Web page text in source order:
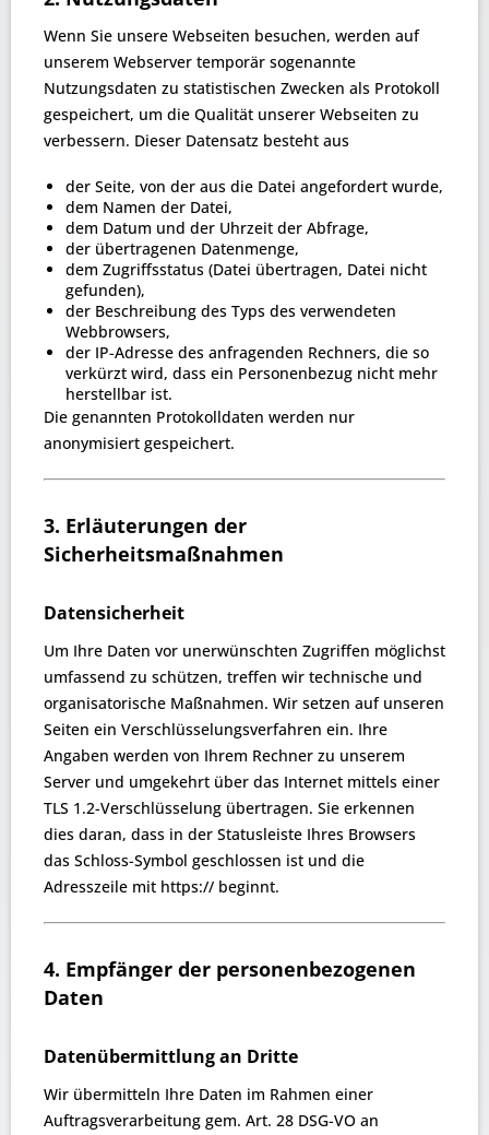
Wenn Sie unsere Webseiten besuchen, werden auf
unserem Webserver temporär sogenannte
Nutzungsdaten zu statistischen Zwecken als Protokoll
gespeichert, um die Qualität unserer Webseiten zu
verbessern. Dieser Datensatz besteht aus
der Seite, von der aus die Datei angefordert wurde,
dem Namen der Datei,
dem Datum und der Uhrzeit der Abfrage,
der übertragenen Datenmenge,
dem Zugriffsstatus (Datei übertragen, Datei nicht
gefunden),
der Beschreibung des Typs des verwendeten
Webbrowsers,
der IP-Adresse des anfragenden Rechners, die so
verkürzt wird, dass ein Personenbezug nicht mehr
herstellbar ist.
Die genannten Protokolldaten werden nur
anonymisiert gespeichert.
3. Erläuterungen der
Sicherheitsmaßnahmen
Datensicherheit
Um Ihre Daten vor unerwünschten Zugriffen möglichst
umfassend zu schützen, treffen wir technische und
organisatorische Maßnahmen. Wir setzen auf unseren
Seiten ein Verschlüsselungsverfahren ein. Ihre
Angaben werden von Ihrem Rechner zu unserem
Server und umgekehrt über das Internet mittels einer
TLS 1.2-Verschlüsselung übertragen. Sie erkennen
dies daran, dass in der Statusleiste Ihres Browsers
das Schloss-Symbol geschlossen ist und die
Adresszeile mit https:// beginnt.
4. Empfänger der personenbezogenen
Daten
Datenübermittlung an Dritte
Wir übermitteln Ihre Daten im Rahmen einer
Auftragsverarbeitung gem. Art. 28 DSG-VO an